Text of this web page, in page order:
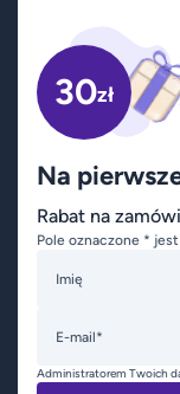
30zł
Na
Rabat na
Pole oznaczone *
Imię
E-mail*
Administratorem Twoich